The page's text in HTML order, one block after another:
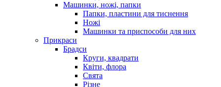
Машинки, ножі, папки
Папки, пластини для тиснення
Ножі
Машинки та приспособи для них
Прикраси
Брадси
Круги, квадрати
Квіти, флора
Свята
Різне